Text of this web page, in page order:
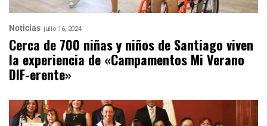
Noticias julio 16, 2024
Cerca de 700 niñas y niños de Santiago viven
la experiencia de «Campamentos Mi Verano
DIF-erente»